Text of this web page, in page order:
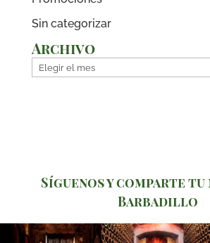
Sin categorizar
Archivo
Archivo
Síguenos y comparte tu
Barbadillo